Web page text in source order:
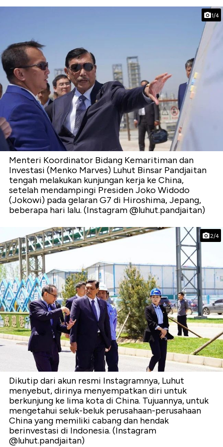
1/4
Menteri Koordinator Bidang Kemaritiman dan
Investasi (Menko Marves) Luhut Binsar Pandjaitan
tengah melakukan kunjungan kerja ke China,
setelah mendampingi Presiden Joko Widodo
(Jokowi) pada gelaran G7 di Hiroshima, Jepang,
beberapa hari lalu. (Instagram @luhut.pandjaitan)
2/4
Dikutip dari akun resmi Instagramnya, Luhut
menyebut, dirinya menyempatkan diri untuk
berkunjung ke lima kota di China. Tujuannya, untuk
mengetahui seluk-beluk perusahaan-perusahaan
China yang memiliki cabang dan hendak
berinvestasi di Indonesia. (Instagram
@luhut.pandjaitan)